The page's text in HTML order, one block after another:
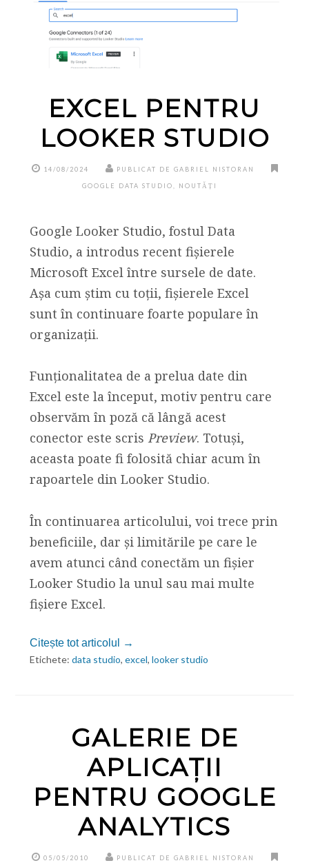
EXCEL PENTRU
LOOKER STUDIO
14/08/2024 PUBLICAT DE GABRIEL NISTORAN
GOOGLE DATA STUDIO NOUTĂȚI
Google Looker Studio, fostul Data
Studio, a introdus recent fișierele
Microsoft Excel între sursele de date.
Așa cum știm cu toții, fișierele Excel
sunt în continuare foarte populare în
organizații.
Funționalitatea de a prelua date din
Excel este la început, motiv pentru care
observăm în poză că lângă acest
conector este scris Preview. Totuși,
aceasta poate fi folosită chiar acum în
rapoartele din Looker Studio.
În continuarea articolului, voi trece prin
beneficiile, dar și limitările pe care le
avem atunci când conectăm un fișier
Looker Studio la unul sau mai multe
fișiere Excel.
Citește tot articolul →
Etichete: data studio, excel, looker studio
GALERIE DE
APLICAȚII
PENTRU GOOGLE
ANALYTICS
05/05/2010 PUBLICAT DE GABRIEL NISTORAN